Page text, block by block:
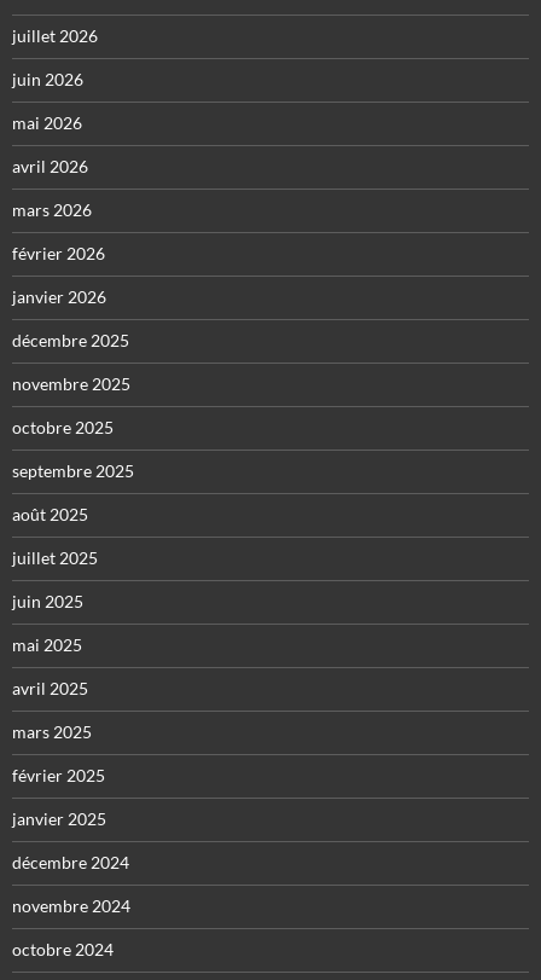
juillet 2026
juin 2026
mai 2026
avril 2026
mars 2026
février 2026
janvier 2026
décembre 2025
novembre 2025
octobre 2025
septembre 2025
août 2025
juillet 2025
juin 2025
mai 2025
avril 2025
mars 2025
février 2025
janvier 2025
décembre 2024
novembre 2024
octobre 2024